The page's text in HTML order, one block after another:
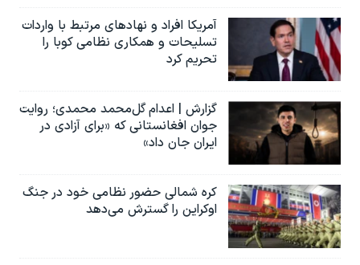
آمریکا افراد و نهادهای مرتبط با واردات
تسلیحات و همکاری نظامی کوبا را
تحریم کرد
گزارش | اعدام گل‌محمد محمدی؛ روایت
جوان افغانستانی که «برای آزادی در
ایران جان داد»
کره شمالی حضور نظامی خود در جنگ
اوکراین را گسترش می‌دهد